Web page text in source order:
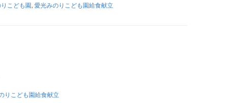
こども園, 愛光みのりこども園給食献立
りこども園給食献立